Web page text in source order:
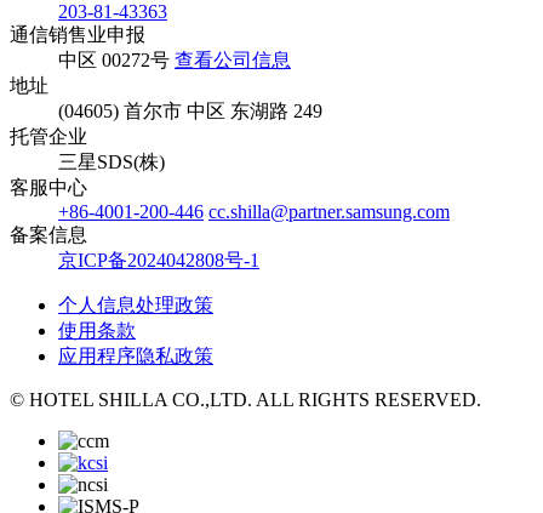
203-81-43363
通信销售业申报
中区 00272号 查看公司信息
地址
(04605) 首尔市 中区 东湖路 249
托管企业
三星SDS(株)
客服中心
+86-4001-200-446 cc.shilla@partner.samsung.com
备案信息
京ICP备2024042808号-1
个人信息处理政策
使用条款
应用程序隐私政策
© HOTEL SHILLA CO.,LTD. ALL RIGHTS RESERVED.